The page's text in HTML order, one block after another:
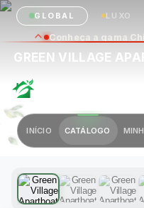
GLOBAL LUXO
INÍCIO CATÁLOGO
GREEN VILLAGE
Conheça a gama